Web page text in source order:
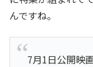
んですね。
7月1日公開映